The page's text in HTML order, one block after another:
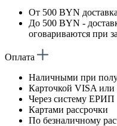
От 500 BYN
До 500 BYN -
оговариваются при
Оплата
Наличными при
Карточкой VISA или
Через систему ЕРИП
Картами рассрочки
По безналичному